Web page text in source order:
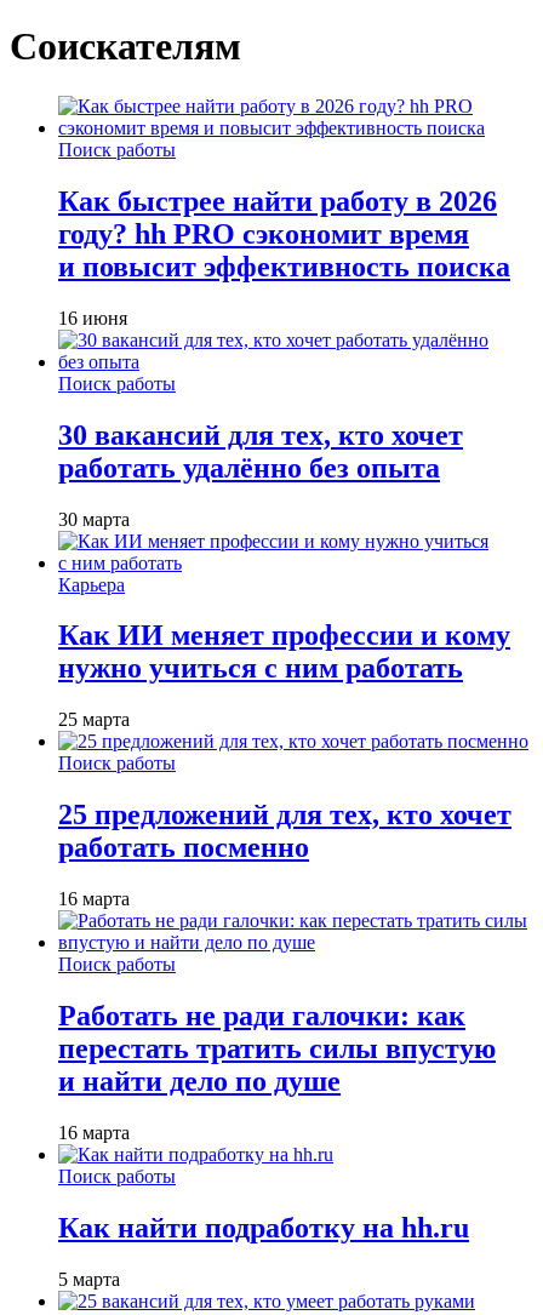
Соискателям
Поиск работы
Как быстрее найти работу в 2026
году? hh PRO сэкономит время
и повысит эффективность поиска
16 июня
Поиск работы
30 вакансий для тех, кто хочет
работать удалённо без опыта
30 марта
Карьера
Как ИИ меняет профессии и кому
нужно учиться с ним работать
25 марта
Поиск работы
25 предложений для тех, кто хочет
работать посменно
16 марта
Поиск работы
Работать не ради галочки: как
перестать тратить силы впустую
и найти дело по душе
16 марта
Поиск работы
Как найти подработку на hh.ru
5 марта